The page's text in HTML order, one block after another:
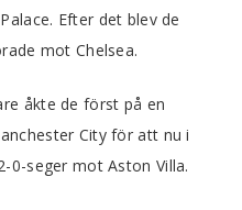
Efter det blev de
mot Chelsea.
åkte de först på en
City för att nu i
0-seger mot Aston Villa.